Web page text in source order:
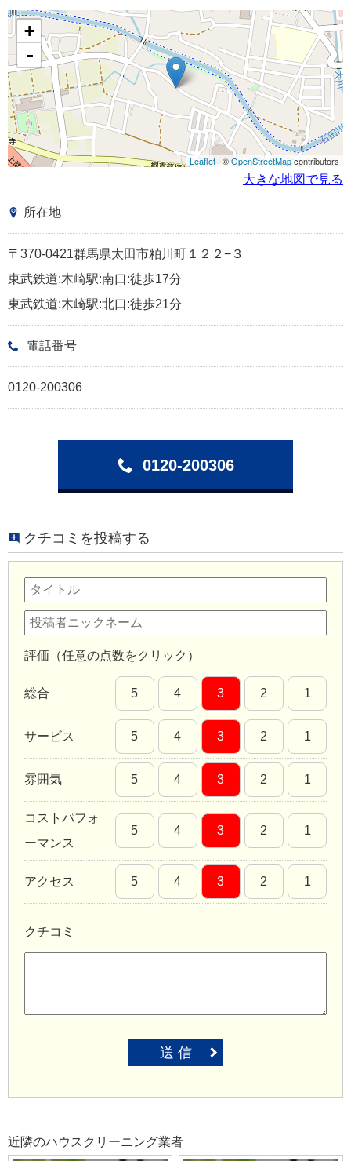
+
-
Leaflet | ©OpenStreetMapcontributors
大きな地図で見る
所在地
〒370-0421群馬県太田市粕川町１２２−３
東武鉄道:木崎駅:南口:徒歩17分
東武鉄道:木崎駅:北口:徒歩21分
電話番号
0120-200306
0120-200306
クチコミを投稿する
評価（任意の点数をクリック）
総合 5 4 3 2 1
サービス 5 4 3 2 1
雰囲気 5 4 3 2 1
コストパフォ
ーマンス
5 4 3 2 1
アクセス 5 4 3 2 1
クチコミ
送 信
近隣のハウスクリーニング業者